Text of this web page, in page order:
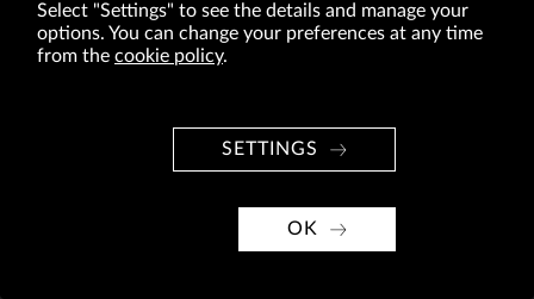
BRANDS
Select "Settings" to see the details and manage your
options. You can change your preferences at any time
from the cookie policy.
SETTINGS
OK